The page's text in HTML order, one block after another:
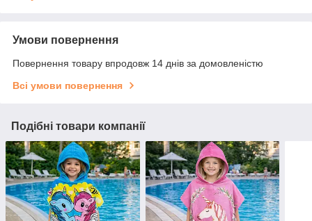
Умови повернення
Повернення товару впродовж 14 днів за домовленістю
Всі умови повернення
Подібні товари компанії